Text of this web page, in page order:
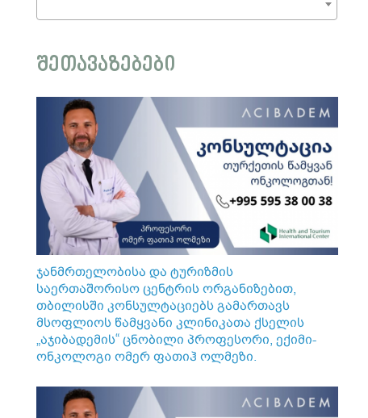
შეთავაზებები
ჯანმრთელობისა და ტურიზმის
საერთაშორისო ცენტრის ორგანიზებით,
თბილისში კონსულტაციებს გამართავს
მსოფლიოს წამყვანი კლინიკათა ქსელის
„აჯიბადემის“ ცნობილი პროფესორი, ექიმი-
ონკოლოგი ომერ ფათიჰ ოლმეზი.